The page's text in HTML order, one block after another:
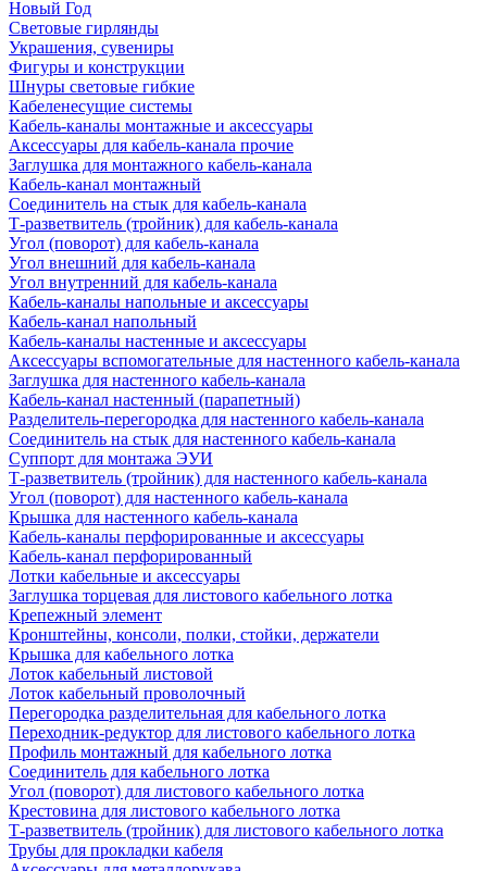
Новый Год
Световые гирлянды
Украшения, сувениры
Фигуры и конструкции
Шнуры световые гибкие
Кабеленесущие системы
Кабель-каналы монтажные и аксессуары
Аксессуары для кабель-канала прочие
Заглушка для монтажного кабель-канала
Кабель-канал монтажный
Соединитель на стык для кабель-канала
Т-разветвитель (тройник) для кабель-канала
Угол (поворот) для кабель-канала
Угол внешний для кабель-канала
Угол внутренний для кабель-канала
Кабель-каналы напольные и аксессуары
Кабель-канал напольный
Кабель-каналы настенные и аксессуары
Аксессуары вспомогательные для настенного кабель-канала
Заглушка для настенного кабель-канала
Кабель-канал настенный (парапетный)
Разделитель-перегородка для настенного кабель-канала
Соединитель на стык для настенного кабель-канала
Суппорт для монтажа ЭУИ
Т-разветвитель (тройник) для настенного кабель-канала
Угол (поворот) для настенного кабель-канала
Крышка для настенного кабель-канала
Кабель-каналы перфорированные и аксессуары
Кабель-канал перфорированный
Лотки кабельные и аксессуары
Заглушка торцевая для листового кабельного лотка
Крепежный элемент
Кронштейны, консоли, полки, стойки, держатели
Крышка для кабельного лотка
Лоток кабельный листовой
Лоток кабельный проволочный
Перегородка разделительная для кабельного лотка
Переходник-редуктор для листового кабельного лотка
Профиль монтажный для кабельного лотка
Соединитель для кабельного лотка
Угол (поворот) для листового кабельного лотка
Крестовина для листового кабельного лотка
Т-разветвитель (тройник) для листового кабельного лотка
Трубы для прокладки кабеля